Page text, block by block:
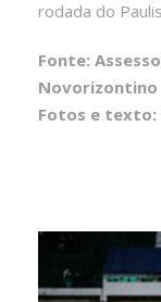
rodada do
Fonte:
Novorizontino
Fotos e texto: